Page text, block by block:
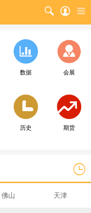
数据 会展
历史 期货
佛山 天津